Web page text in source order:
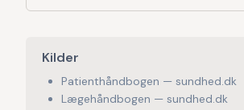
Kilder
Patienthåndbogen — sundhed.dk
Lægehåndbogen — sundhed.dk